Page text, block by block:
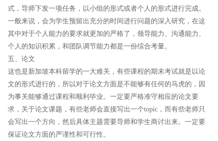
式，导师下发一项任务，以小组的形式或者个人的形式进行完成。
一般来说，会为学生预留出充分的时间进行问题的深入研究，在这
其中对于个人能力的要求就更加的严格了，领导能力、沟通能力、
个人的知识积累，和团队调节能力都是一份综合考量。
五、论文
这也是新加坡本科留学的一大难关，有些课程的期末考试就是以论
文的形式进行的，所以对于论文方面是不能够有任何的马虎的，因
为事关能够通过课程和顺利毕业。一定要严格准守相应的论文要
求，关于论文课题，有些老师会直接写出一个topic，而有些老师只
会写出一个方向，然后具体主题需要导师和学生商讨出来。一定要
保证论文方面的严谨性和可行性。